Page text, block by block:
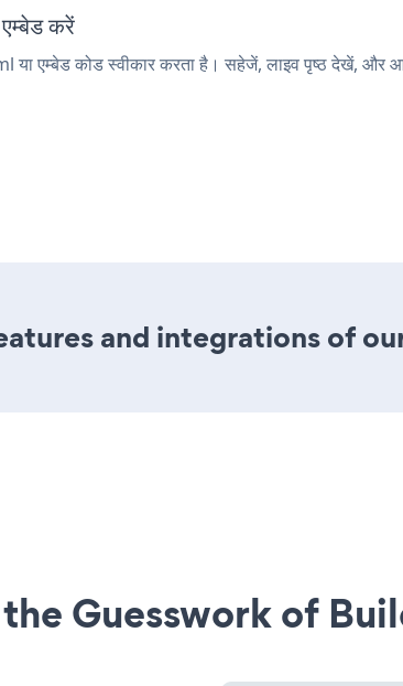
करें
एम्बेड कोड स्वीकार करता है। सहेजें, लाइव पृष्ठ देखें, और
and integrations of
Guesswork of